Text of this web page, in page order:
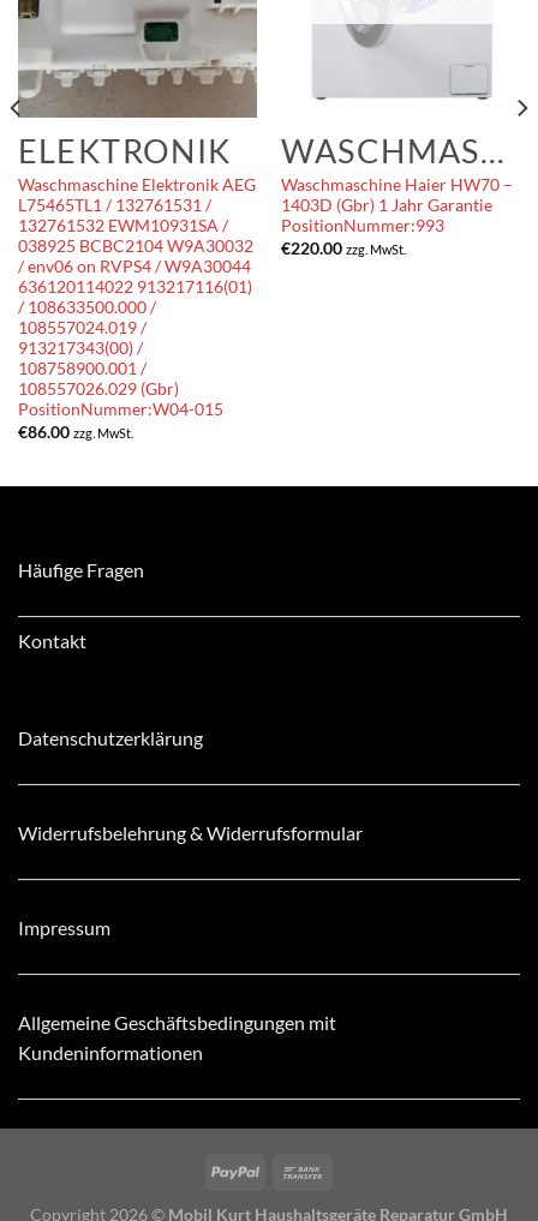
ELEKTRONIK
Waschmaschine Elektronik AEG
L75465TL1 / 132761531 /
132761532 EWM10931SA /
038925 BCBC2104 W9A30032
/ env06 on RVPS4 / W9A30044
636120114022 913217116(01)
/ 108633500.000 /
108557024.019 /
913217343(00) /
108758900.001 /
108557026.029 (Gbr)
PositionNummer:W04-015
€86.00 zzg. MwSt.
WASCHMASCHINEN
Waschmaschine Haier HW70 –
1403D (Gbr) 1 Jahr Garantie
PositionNummer:993
€220.00 zzg. MwSt.
Häufige Fragen
Kontakt
Datenschutzerklärung
Widerrufsbelehrung & Widerrufsformular
Impressum
Allgemeine Geschäftsbedingungen mit
Kundeninformationen
Copyright 2026 © Mobil Kurt Haushaltsgeräte Reparatur GmbH